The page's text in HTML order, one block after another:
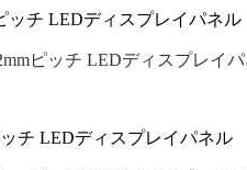
ッチ LEDディスプレイパネル
チ LEDディスプレイパネル